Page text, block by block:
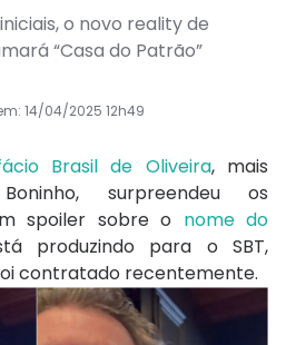
o novo reality de
“Casa do Patrão”
14/04/2025 12h49
Brasil de Oliveira, mais
surpreendeu os
spoiler sobre o nome do
produzindo para o SBT,
contratado recentemente.